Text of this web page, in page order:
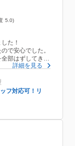
5.0
た！
で安心でした。
部はずしてきれ
！
詳細を見る
フ対応可！リ